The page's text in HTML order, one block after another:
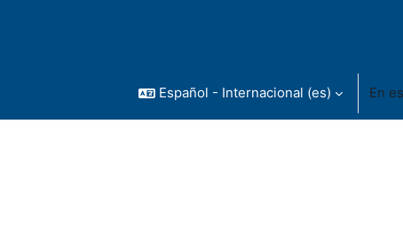
Español - Internacional ‎(es)‎ En